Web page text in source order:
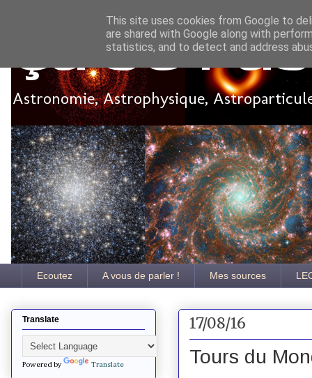
Ça se
Astronomie, Astrophysique,
Ecoutez A vous de parler ! Mes sources
17/08/16
Tours du
Translate
Powered by Translate
This site uses cookies from Google to
are shared with Google along with
statistics, and to detect and address